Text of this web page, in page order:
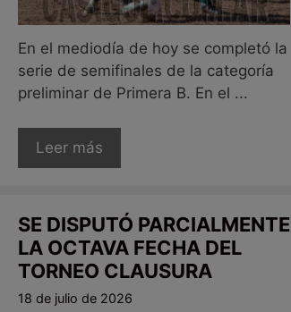
En el mediodía de hoy se completó la
serie de semifinales de la categoría
preliminar de Primera B. En el ...
Leer más
SE DISPUTÓ PARCIALMENTE
LA OCTAVA FECHA DEL
TORNEO CLAUSURA
18 de julio de 2026